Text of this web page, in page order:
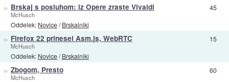
» Brskaj s posluhom: iz Opere zraste Vivaldi
McHusch
Oddelek: Novice/Brskalniki
45
» Firefox 22 prinesel Asm.js, WebRTC
McHusch
Oddelek: Novice/Brskalniki
15
» Zbogom, Presto
McHusch
60